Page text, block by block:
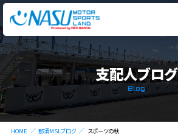
支配人ブログ
Blog
HOME 那須MSLブログ スポーツの秋